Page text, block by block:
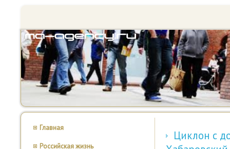
Главная
Российская жизнь
Циклон с